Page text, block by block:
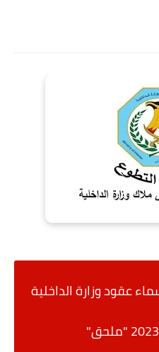
عقود وزارة الداخلية